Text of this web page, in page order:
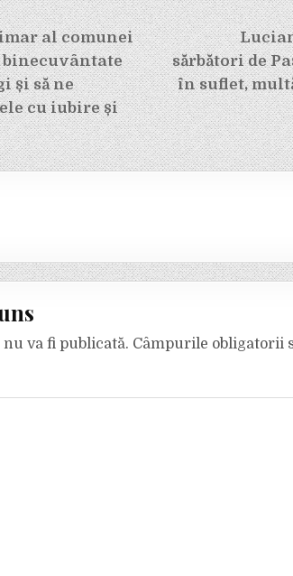
sărbători de
în suflet,
al comunei
binecuvântate
și să ne
cu iubire și
va fi publicată. Câmpurile obligatorii